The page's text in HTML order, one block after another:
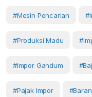
#mesin Pencarian
#produksi Madu
#impor Gandum
#pajak Impor